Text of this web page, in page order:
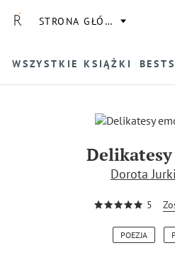
STRONA GŁÓWNA
WSZYSTKIE KSIĄŻKI
Dorota
5
POEZJA